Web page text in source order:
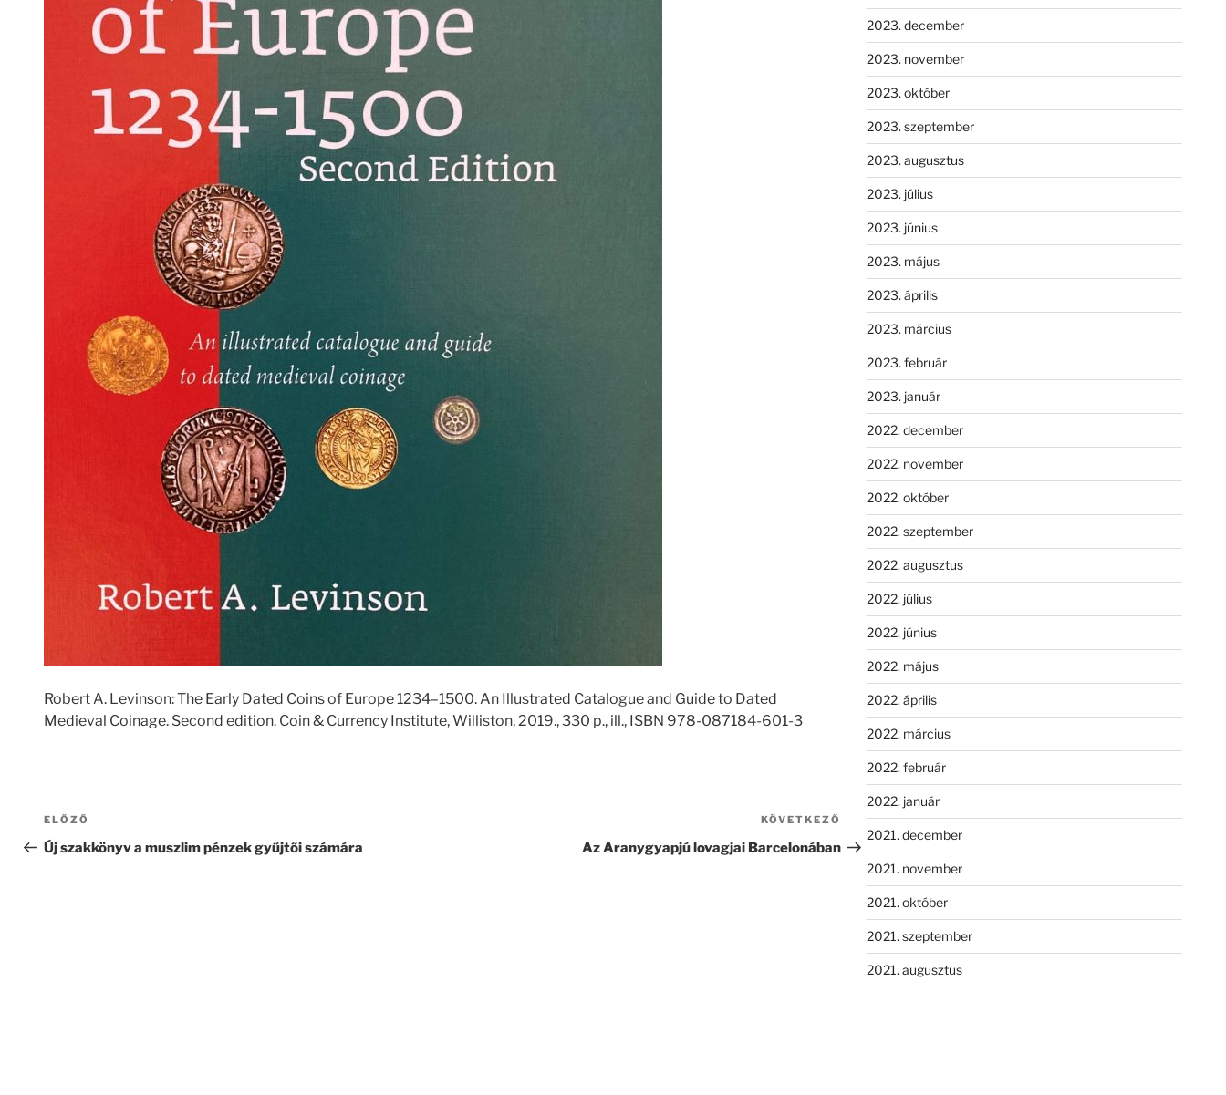
Robert A. Levinson: The Early Dated Coins of Europe 1234–1500. An Illustrated Catalogue and Guide to Dated
Medieval Coinage. Second edition. Coin & Currency Institute, Williston, 2019., 330 p., ill., ISBN 978-087184-601-3
Bejegyzés
navigáció
Korábbi
bejegyzés
ELŐZŐ
Új szakkönyv a muszlim pénzek gyűjtői számára
Következő
bejegyzés
KÖVETKEZŐ
Az Aranygyapjú lovagjai Barcelonában
2023. december
2023. november
2023. október
2023. szeptember
2023. augusztus
2023. július
2023. június
2023. május
2023. április
2023. március
2023. február
2023. január
2022. december
2022. november
2022. október
2022. szeptember
2022. augusztus
2022. július
2022. június
2022. május
2022. április
2022. március
2022. február
2022. január
2021. december
2021. november
2021. október
2021. szeptember
2021. augusztus